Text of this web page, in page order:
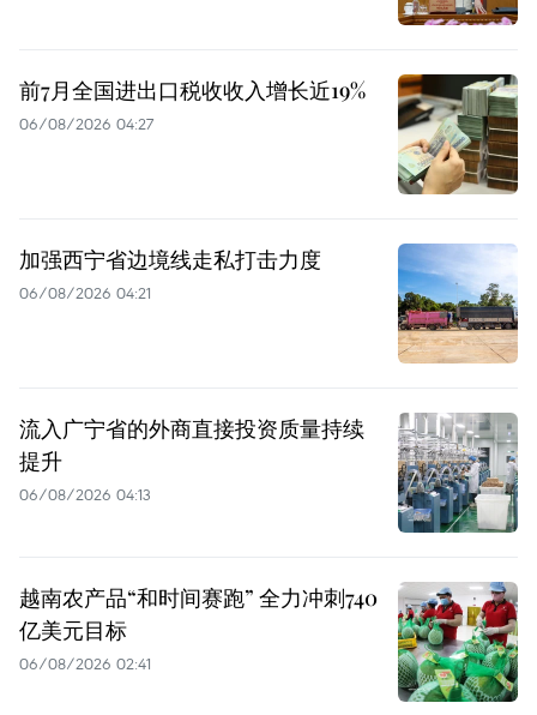
前7月全国进出口税收收入增长近19%
06/08/2026 04:27
加强西宁省边境线走私打击力度
06/08/2026 04:21
流入广宁省的外商直接投资质量持续
提升
06/08/2026 04:13
越南农产品“和时间赛跑” 全力冲刺740
亿美元目标
06/08/2026 02:41